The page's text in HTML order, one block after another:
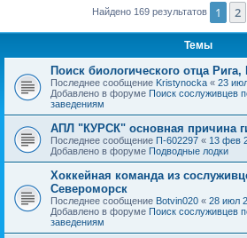
Найдено 169 результатов 1 2
Темы
Поиск биологического отца Рига,
Последнее сообщение Kristynocka « 23
Добавлено в форуме Поиск сослуживцев
заведениям
АПЛ "КУРСК" основная причина
Последнее сообщение П-602297 « 13 фев
Добавлено в форуме Подводные лодки
Хоккейная команда из
Североморск
Последнее сообщение Botvin020 « 28 июл
Добавлено в форуме Поиск сослуживцев
заведениям